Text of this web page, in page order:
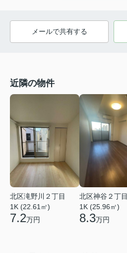
メールで共有する
近隣の物件
北区滝野川２丁目
1K (22.61㎡)
7.2万円
北区神谷２丁目
1K (25.96㎡)
8.3万円